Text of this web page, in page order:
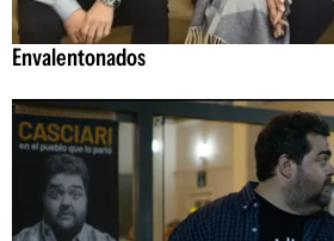
Envalentonados